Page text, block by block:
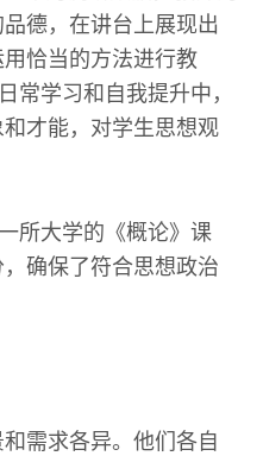
德，在讲台上展现出
恰当的方法进行教
常学习和自我提升中，
才能，对学生思想观
所大学的《概论》课
确保了符合思想政治
需求各异。他们各自